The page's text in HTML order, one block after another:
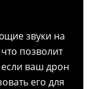
звуки на
позволит
ваш дрон
его для